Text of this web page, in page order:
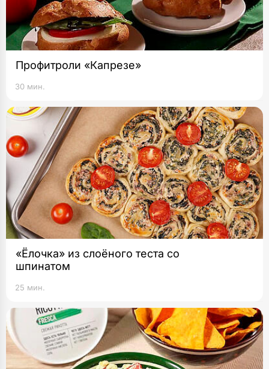
Профитроли «Капрезе»
30 мин.
«Ёлочка» из слоёного теста со
шпинатом
25 мин.